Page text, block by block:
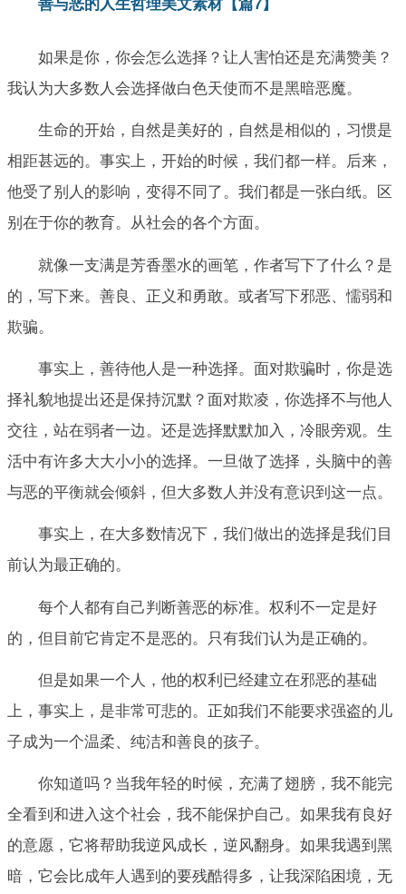
善与恶的人生哲理美文素材【篇7】
如果是你，你会怎么选择？让人害怕还是充满赞美？
我认为大多数人会选择做白色天使而不是黑暗恶魔。
生命的开始，自然是美好的，自然是相似的，习惯是
相距甚远的。事实上，开始的时候，我们都一样。后来，
他受了别人的影响，变得不同了。我们都是一张白纸。区
别在于你的教育。从社会的各个方面。
就像一支满是芳香墨水的画笔，作者写下了什么？是
的，写下来。善良、正义和勇敢。或者写下邪恶、懦弱和
欺骗。
事实上，善待他人是一种选择。面对欺骗时，你是选
择礼貌地提出还是保持沉默？面对欺凌，你选择不与他人
交往，站在弱者一边。还是选择默默加入，冷眼旁观。生
活中有许多大大小小的选择。一旦做了选择，头脑中的善
与恶的平衡就会倾斜，但大多数人并没有意识到这一点。
事实上，在大多数情况下，我们做出的选择是我们目
前认为最正确的。
每个人都有自己判断善恶的标准。权利不一定是好
的，但目前它肯定不是恶的。只有我们认为是正确的。
但是如果一个人，他的权利已经建立在邪恶的基础
上，事实上，是非常可悲的。正如我们不能要求强盗的儿
子成为一个温柔、纯洁和善良的孩子。
你知道吗？当我年轻的时候，充满了翅膀，我不能完
全看到和进入这个社会，我不能保护自己。如果我有良好
的意愿，它将帮助我逆风成长，逆风翻身。如果我遇到黑
暗，它会比成年人遇到的要残酷得多，让我深陷困境，无